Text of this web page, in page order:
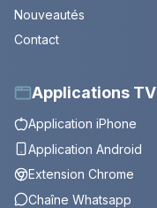
Nouveautés
Contact
Applications TV
Application iPhone
Application Android
Extension Chrome
Chaîne Whatsapp